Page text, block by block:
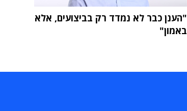
"הענן כבר לא נמדד רק בביצועים, אלא
באמון"